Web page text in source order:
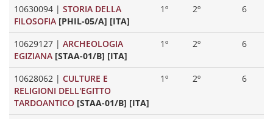
10630094 | STORIA DELLA
FILOSOFIA [PHIL-05/A] [ITA]
1º 2º 6
10629127 | ARCHEOLOGIA
EGIZIANA [STAA-01/B] [ITA]
1º 2º 6
10628062 | CULTURE E
RELIGIONI DELL'EGITTO
TARDOANTICO [STAA-01/B] [ITA]
1º 2º 6